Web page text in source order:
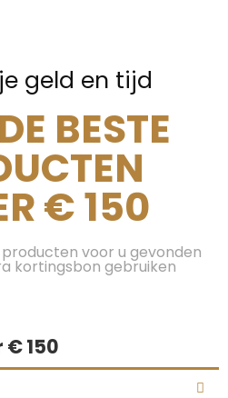
geld en tijd
BESTE
€ 150
voor u gevonden
kortingsbon gebruiken
€ 150